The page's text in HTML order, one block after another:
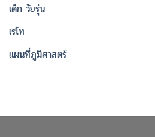
เด็ก วัยรุ่น
เรโท
แผนที่ภูมิศาสตร์